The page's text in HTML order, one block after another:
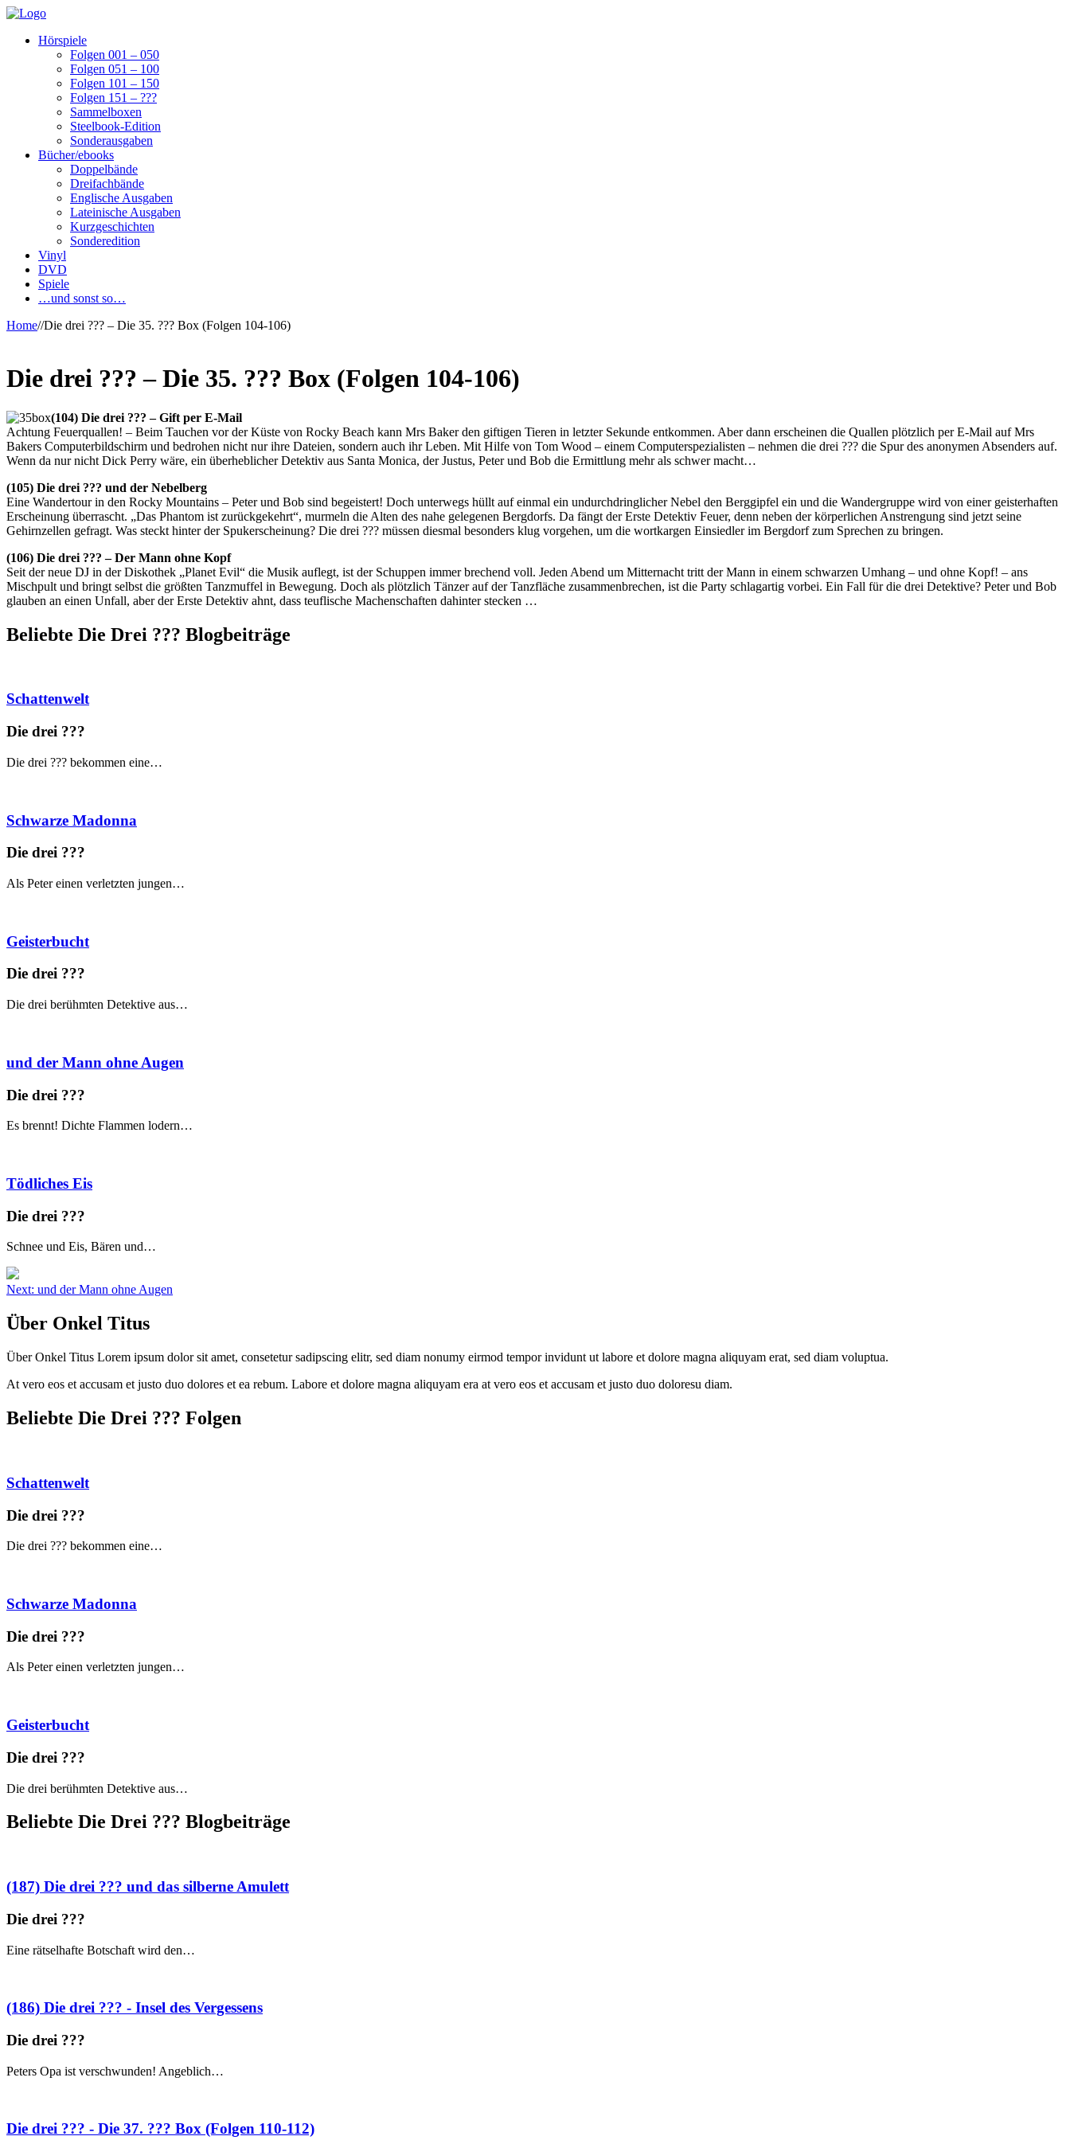
Hörspiele
Folgen 001 – 050
Folgen 051 – 100
Folgen 101 – 150
Folgen 151 – ???
Sammelboxen
Steelbook-Edition
Sonderausgaben
Bücher/ebooks
Doppelbände
Dreifachbände
Englische Ausgaben
Lateinische Ausgaben
Kurzgeschichten
Sonderedition
Vinyl
DVD
Spiele
…und sonst so…
Home//Die drei ??? – Die 35. ??? Box (Folgen 104-106)
Die drei ??? – Die 35. ??? Box (Folgen 104-106)
(104) Die drei ??? – Gift per E-Mail
Achtung Feuerquallen! – Beim Tauchen vor der Küste von Rocky Beach kann Mrs Baker den giftigen Tieren in letzter Sekunde entkommen. Aber dann erscheinen die Quallen plötzlich per E-Mail auf Mrs
Bakers Computerbildschirm und bedrohen nicht nur ihre Dateien, sondern auch ihr Leben. Mit Hilfe von Tom Wood – einem Computerspezialisten – nehmen die drei ??? die Spur des anonymen Absenders auf.
Wenn da nur nicht Dick Perry wäre, ein überheblicher Detektiv aus Santa Monica, der Justus, Peter und Bob die Ermittlung mehr als schwer macht…
(105) Die drei ??? und der Nebelberg
Eine Wandertour in den Rocky Mountains – Peter und Bob sind begeistert! Doch unterwegs hüllt auf einmal ein undurchdringlicher Nebel den Berggipfel ein und die Wandergruppe wird von einer geisterhaften
Erscheinung überrascht. „Das Phantom ist zurückgekehrt“, murmeln die Alten des nahe gelegenen Bergdorfs. Da fängt der Erste Detektiv Feuer, denn neben der körperlichen Anstrengung sind jetzt seine
Gehirnzellen gefragt. Was steckt hinter der Spukerscheinung? Die drei ??? müssen diesmal besonders klug vorgehen, um die wortkargen Einsiedler im Bergdorf zum Sprechen zu bringen.
(106) Die drei ??? – Der Mann ohne Kopf
Seit der neue DJ in der Diskothek „Planet Evil“ die Musik auflegt, ist der Schuppen immer brechend voll. Jeden Abend um Mitternacht tritt der Mann in einem schwarzen Umhang – und ohne Kopf! – ans
Mischpult und bringt selbst die größten Tanzmuffel in Bewegung. Doch als plötzlich Tänzer auf der Tanzfläche zusammenbrechen, ist die Party schlagartig vorbei. Ein Fall für die drei Detektive? Peter und Bob
glauben an einen Unfall, aber der Erste Detektiv ahnt, dass teuflische Machenschaften dahinter stecken …
Beliebte Die Drei ??? Blogbeiträge
Schattenwelt
Die drei ???
Die drei ??? bekommen eine…
Schwarze Madonna
Die drei ???
Als Peter einen verletzten jungen…
Geisterbucht
Die drei ???
Die drei berühmten Detektive aus…
und der Mann ohne Augen
Die drei ???
Es brennt! Dichte Flammen lodern…
Tödliches Eis
Die drei ???
Schnee und Eis, Bären und…
Beitragsnavigation
Next: und der Mann ohne Augen
Über Onkel Titus
Über Onkel Titus Lorem ipsum dolor sit amet, consetetur sadipscing elitr, sed diam nonumy eirmod tempor invidunt ut labore et dolore magna aliquyam erat, sed diam voluptua.
At vero eos et accusam et justo duo dolores et ea rebum. Labore et dolore magna aliquyam era at vero eos et accusam et justo duo doloresu diam.
Beliebte Die Drei ??? Folgen
Schattenwelt
Die drei ???
Die drei ??? bekommen eine…
Schwarze Madonna
Die drei ???
Als Peter einen verletzten jungen…
Geisterbucht
Die drei ???
Die drei berühmten Detektive aus…
Beliebte Die Drei ??? Blogbeiträge
(187) Die drei ??? und das silberne Amulett
Die drei ???
Eine rätselhafte Botschaft wird den…
(186) Die drei ??? - Insel des Vergessens
Die drei ???
Peters Opa ist verschwunden! Angeblich…
Die drei ??? - Die 37. ??? Box (Folgen 110-112)